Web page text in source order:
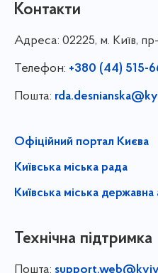
Контакти
Адреса: 02225, м. Київ,
Телефон: +380 (44) 515-
Пошта:
Офіційний портал Києва
Київська міська рада
Київська міська державна
Технічна підтримка
Пошта: